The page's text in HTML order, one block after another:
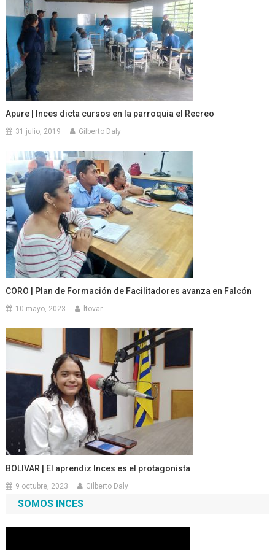
Apure | Inces dicta cursos en la parroquia el Recreo
31 julio, 2019 Gilberto Daly
CORO | Plan de Formación de Facilitadores avanza en Falcón
10 mayo, 2023 ltovar
BOLIVAR | El aprendiz Inces es el protagonista
9 octubre, 2023 Gilberto Daly
SOMOS INCES